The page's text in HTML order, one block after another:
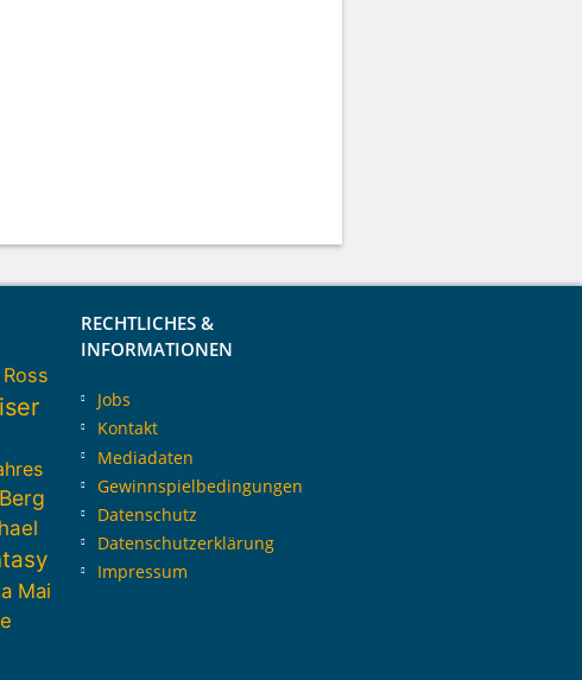
Ross
Mai
RECHTLICHES &
INFORMATIONEN
Jobs
Kontakt
Mediadaten
Gewinnspielbedingungen
Datenschutz
Datenschutzerklärung
Impressum